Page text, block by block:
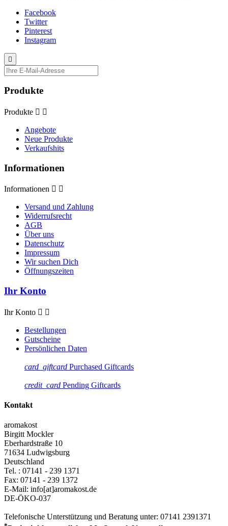
Facebook
Twitter
Pinterest
Instagram

Produkte
Produkte  
Angebote
Neue Produkte
Verkaufshits
Informationen
Informationen  
Versand und Zahlung
Widerrufsrecht
AGB
Über uns
Datenschutz
Impressum
Wir suchen Dich
Öffnungszeiten
Ihr Konto
Ihr Konto  
Bestellungen
Gutscheine
Persönlichen Daten
card_giftcard Purchased Giftcards
credit_card Pending Giftcards
Kontakt
aromakost
Birgitt Mockler
Eberhardstraße 10
71634 Ludwigsburg
Deutschland
Tel. : 07141 - 239 1371
Fax: 07141 - 239 1372
E-Mail: info[at]aromakost.de
DE-ÖKO-037
Telefonische Unterstützung und Beratung unter: 07141 2391371